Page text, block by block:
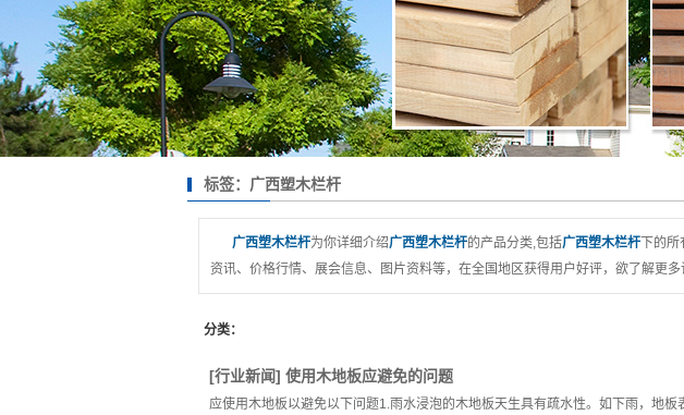
标签：广西塑木栏杆
广西塑木栏杆为你详细介绍广西塑木栏杆的产品分类,包括广西塑木栏杆 下的
资讯、价格行情、展会信息、图片资料等，在全国地区获得用户好评，欲了解更
分类：
[行业新闻] 使用木地板应避免的问题
应使用木地板以避免以下问题1.雨水浸泡的木地板天生具有疏水性。如下雨，地